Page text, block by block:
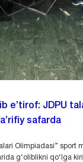
e’tirof: JDPU
safarda
Olimpiadasi” sport
g‘oliblikni qo‘lga